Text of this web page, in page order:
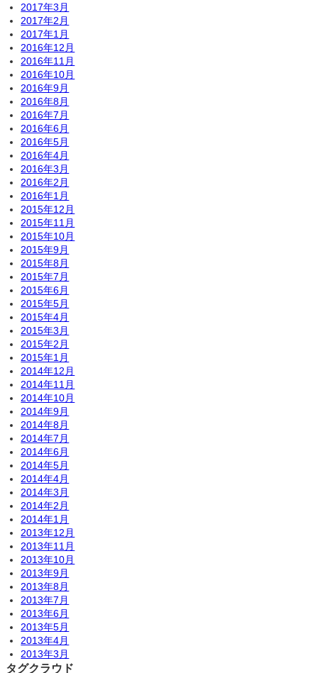
2017年3月
2017年2月
2017年1月
2016年12月
2016年11月
2016年10月
2016年9月
2016年8月
2016年7月
2016年6月
2016年5月
2016年4月
2016年3月
2016年2月
2016年1月
2015年12月
2015年11月
2015年10月
2015年9月
2015年8月
2015年7月
2015年6月
2015年5月
2015年4月
2015年3月
2015年2月
2015年1月
2014年12月
2014年11月
2014年10月
2014年9月
2014年8月
2014年7月
2014年6月
2014年5月
2014年4月
2014年3月
2014年2月
2014年1月
2013年12月
2013年11月
2013年10月
2013年9月
2013年8月
2013年7月
2013年6月
2013年5月
2013年4月
2013年3月
タグクラウド